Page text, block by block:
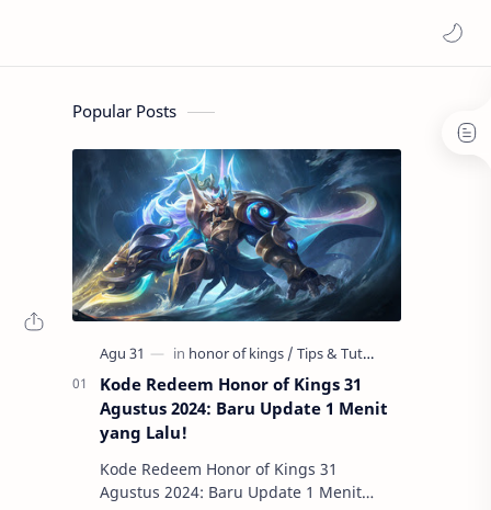
Popular Posts
Kode Redeem Honor of Kings 31
Agustus 2024: Baru Update 1 Menit
yang Lalu!
Kode Redeem Honor of Kings 31
Agustus 2024: Baru Update 1 Menit